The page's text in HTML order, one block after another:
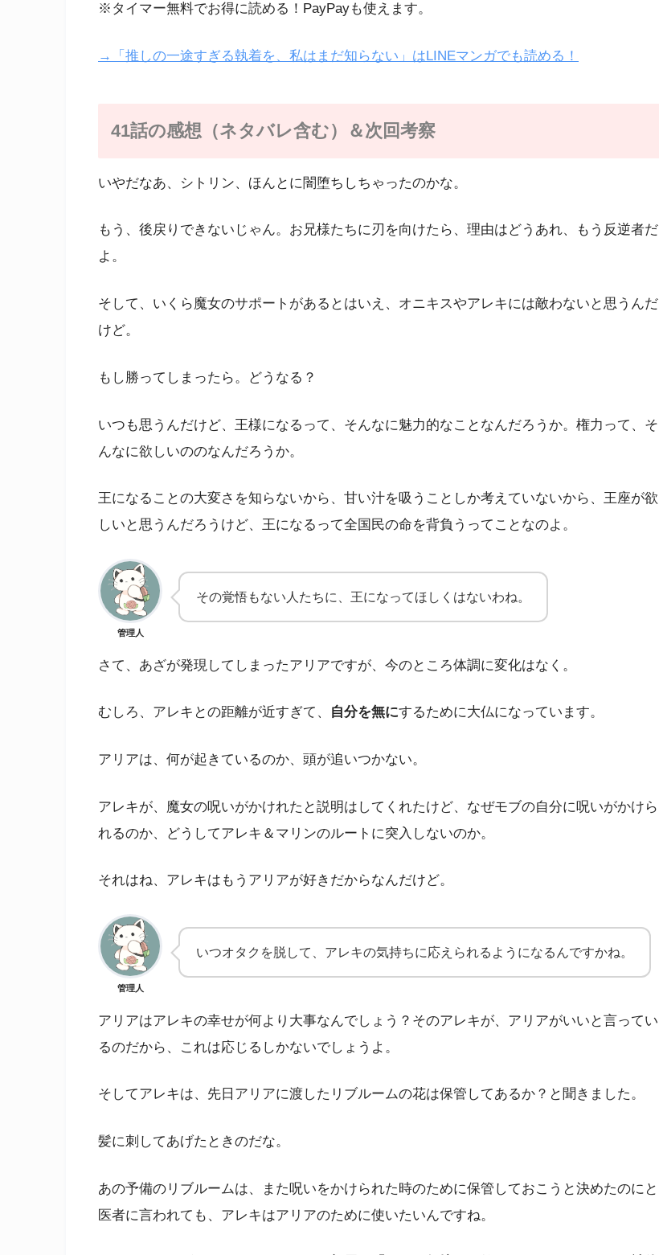
※タイマー無料でお得に読める！PayPayも使えます。
→「推しの一途すぎる執着を、私はまだ知らない」はLINEマンガでも読める！
41話の感想（ネタバレ含む）＆次回考察
いやだなあ、シトリン、ほんとに闇堕ちしちゃったのかな。
もう、後戻りできないじゃん。お兄様たちに刃を向けたら、理由はどうあれ、もう反逆者だ
よ。
そして、いくら魔女のサポートがあるとはいえ、オニキスやアレキには敵わないと思うんだ
けど。
もし勝ってしまったら。どうなる？
いつも思うんだけど、王様になるって、そんなに魅力的なことなんだろうか。権力って、そ
んなに欲しいののなんだろうか。
王になることの大変さを知らないから、甘い汁を吸うことしか考えていないから、王座が欲
しいと思うんだろうけど、王になるって全国民の命を背負うってことなのよ。
管理人
その覚悟もない人たちに、王になってほしくはないわね。
さて、あざが発現してしまったアリアですが、今のところ体調に変化はなく。
むしろ、アレキとの距離が近すぎて、 自分を無にするために大仏になっています。
アリアは、何が起きているのか、頭が追いつかない。
アレキが、魔女の呪いがかけれたと説明はしてくれたけど、なぜモブの自分に呪いがかけら
れるのか、どうしてアレキ＆マリンのルートに突入しないのか。
それはね、アレキはもうアリアが好きだからなんだけど。
管理人
いつオタクを脱して、アレキの気持ちに応えられるようになるんですかね。
アリアはアレキの幸せが何より大事なんでしょう？そのアレキが、アリアがいいと言ってい
るのだから、これは応じるしかないでしょうよ。
そしてアレキは、先日アリアに渡したリブルームの花は保管してあるか？と聞きました。
髪に刺してあげたときのだな。
あの予備のリブルームは、また呪いをかけられた時のために保管しておこうと決めたのにと
医者に言われても、アレキはアリアのために使いたいんですね。